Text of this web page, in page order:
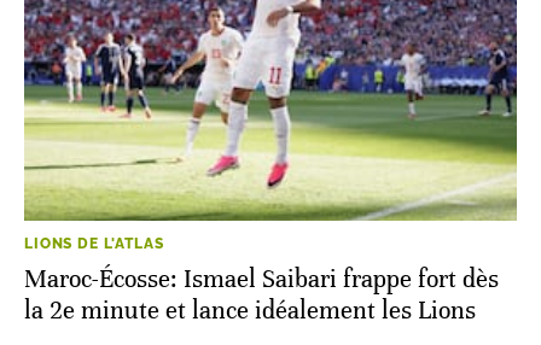
LIONS DE L'ATLAS
Maroc-Écosse: Ismael Saibari frappe fort dès
la 2e minute et lance idéalement les Lions